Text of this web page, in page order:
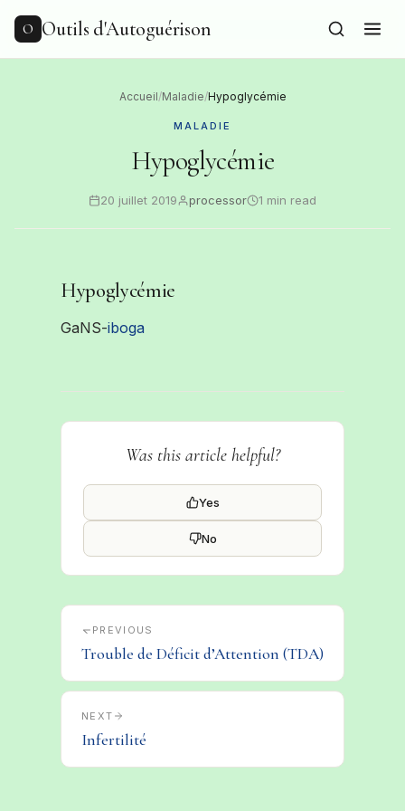
content
O Outils d'Autoguérison
Accueil/Maladie/Hypoglycémie
MALADIE
Hypoglycémie
20 juillet 2019 processor 1 min read
Hypoglycémie
GaNS-iboga
Was this article helpful?
Yes
No
PREVIOUS
Trouble de Déficit d’Attention (TDA)
NEXT
Infertilité